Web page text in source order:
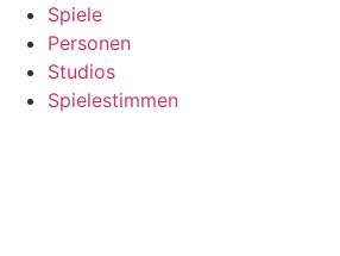
Spiele
Personen
Studios
Spielestimmen